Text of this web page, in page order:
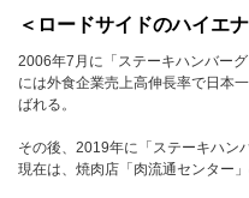
＜ロードサイドのハイエ
2006年7月に「ステーキハンバー
には外食企業売上高伸長率で日本
ばれる。
その後、2019年に「ステーキハン
現在は、焼肉店「肉流通センター」
4月 5月
7月 8
2022年